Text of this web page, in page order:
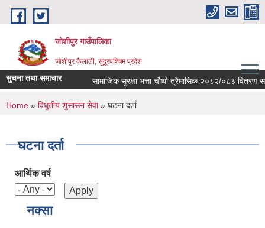
Skip to main content
जोशीपुर गाउँपालिका
जोशीपुर कैलाली, सुदूरपश्चिम प्रदेश
सुचना तथा समाचार सामाजिक सुरक्षा भत्ता चौथो त्रैमासिक २०८२/०८३ वितरण
You are here
Home » विधुतीय शुसासन सेवा» घटना दर्ता
घटना दर्ता
आर्थिक वर्ष
नक्सा